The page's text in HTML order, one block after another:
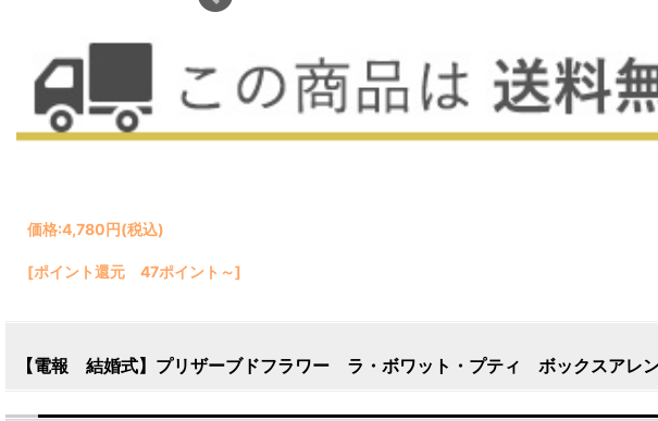
価格:4,780円(税込)
[ポイント還元 47ポイント～]
【電報 結婚式】プリザーブドフラワー ラ・ボワット・プティ ボックスアレ